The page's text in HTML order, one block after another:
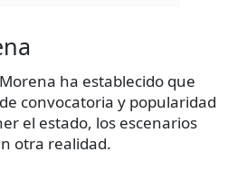
ha establecido que
convocatoria y popularidad
el estado, los escenarios
otra realidad.